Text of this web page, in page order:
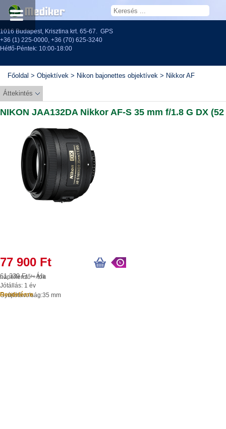
1016 Budapest, Krisztina krt. 65-67. GPS
+36 (1) 225-0000, +36 (70) 625-3240
Hétfő-Péntek: 10:00-18:00
Főoldal > Objektívek > Nikon bajonettes objektívek > Nikkor AF
objektívek
Áttekintés
NIKON JAA132DA Nikkor AF-S 35 mm f/1.8 G DX (52
77 900 Ft
61 339 Ft + Áfa
Jótállás: 1 év
Rendelésre
napellenző + tok
Gyújtótávolság:35 mm